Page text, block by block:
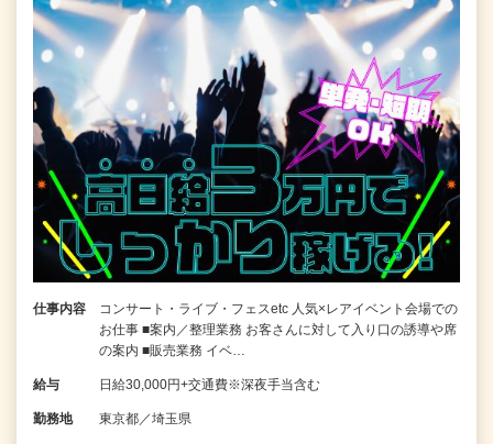
仕事内容
コンサート・ライブ・フェスetc 人気×レアイベント会場での
お仕事 ■案内／整理業務 お客さんに対して入り口の誘導や席
の案内 ■販売業務 イベ…
給与 日給30,000円+交通費※深夜手当含む
勤務地 東京都／埼玉県